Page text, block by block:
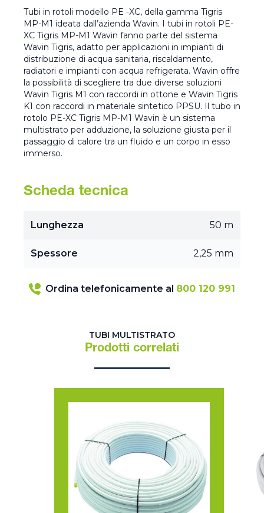
Tubi in rotoli modello PE -XC, della gamma Tigris
MP-M1 ideata dall’azienda Wavin. I tubi in rotoli PE-
XC Tigris MP-M1 Wavin fanno parte del sistema
Wavin Tigris, adatto per applicazioni in impianti di
distribuzione di acqua sanitaria, riscaldamento,
radiatori e impianti con acqua refrigerata. Wavin offre
la possibilità di scegliere tra due diverse soluzioni
Wavin Tigris M1 con raccordi in ottone e Wavin Tigris
K1 con raccordi in materiale sintetico PPSU. Il tubo in
rotolo PE-XC Tigris MP-M1 Wavin è un sistema
multistrato per adduzione, la soluzione giusta per il
passaggio di calore tra un fluido e un corpo in esso
immerso.
Scheda tecnica
Lunghezza 50 m
Spessore 2,25 mm
Ordina telefonicamente al 800 120 991
TUBI MULTISTRATO
Prodotti correlati